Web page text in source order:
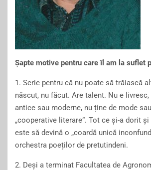
Șapte motive pentru care îl am la suflet
1. Scrie pentru că nu poate să trăiască
născut, nu făcut. Are talent. Nu e
antice sau moderne, nu ține de mode
„cooperative literare”. Tot ce și-a dorit
este să devină o „coardă unică
orchestra poeților de pretutindeni.
2. Deși a terminat Facultatea de